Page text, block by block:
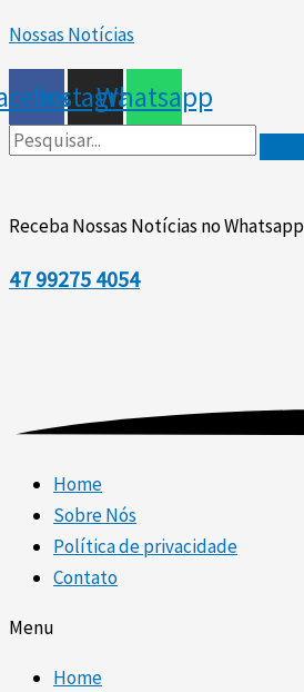
para
o
conteúdo
Nossas Notícias
InstagramWhatsapp
Receba Nossas Notícias no Whatsapp
47 99275 4054
Home
Sobre Nós
Política de privacidade
Contato
Menu
Home